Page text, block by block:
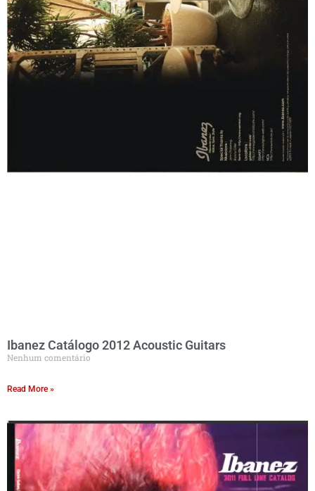
Ibanez Catálogo 2012 Acoustic Guitars
Nenhum comentário
Read More »